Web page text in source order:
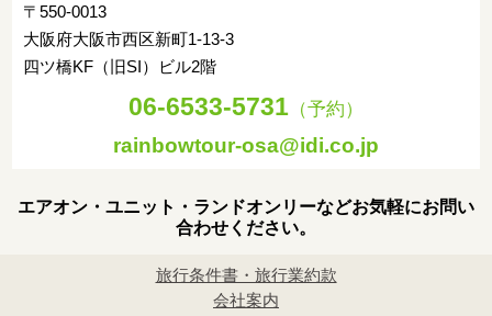
〒550-0013
大阪府大阪市西区新町1-13-3
四ツ橋KF（旧SI）ビル2階
06-6533-5731 （予約）
rainbowtour-osa@idi.co.jp
エアオン・ユニット・ランドオンリーなどお気軽にお問い
合わせください。
旅行条件書・旅行業約款
会社案内